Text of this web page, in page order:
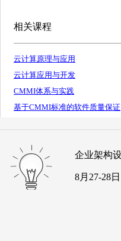
相关课程
云计算原理与应用
云计算应用与开发
CMMI体系与实践
基于CMMI标准的软件质量保证